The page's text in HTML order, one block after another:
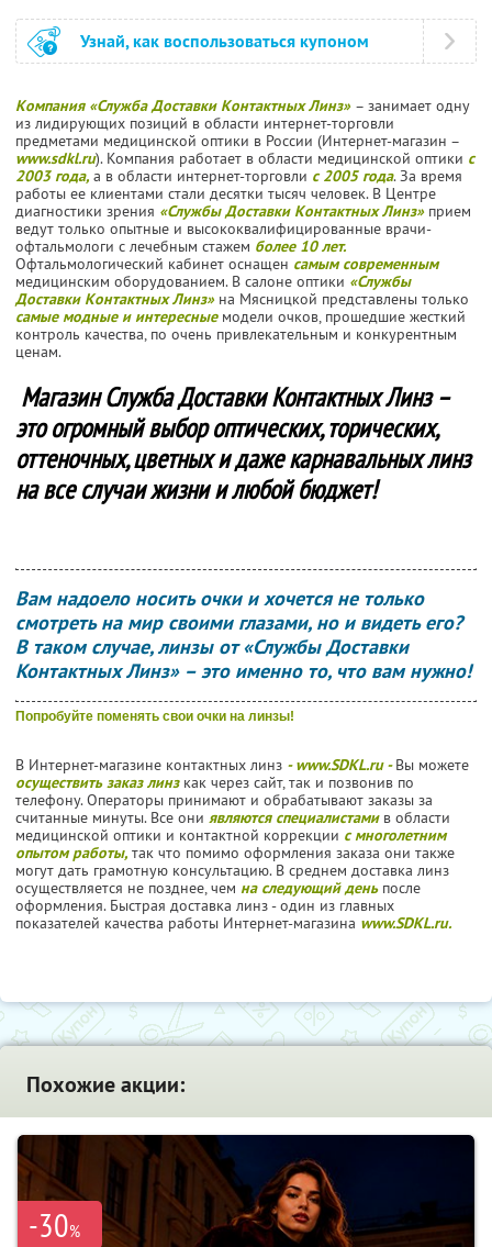
Узнай, как воспользоваться купоном
Компания «Служба Доставки Контактных Линз» – занимает одну
из лидирующих позиций в области интернет-торговли
предметами медицинской оптики в России (Интернет-магазин –
www.sdkl.ru). Компания работает в области медицинской оптики с
2003 года, а в области интернет-торговли с 2005 года. За время
работы ее клиентами стали десятки тысяч человек. В Центре
диагностики зрения «Службы Доставки Контактных Линз»прием
ведут только опытные и высококвалифицированные врачи-
офтальмологи с лечебным стажем более 10 лет.
Офтальмологический кабинет оснащен самым современным
медицинским оборудованием. В салоне оптики «Службы
Доставки Контактных Линз» на Мясницкой представлены только
самые модные и интересныемодели очков, прошедшие жесткий
контроль качества, по очень привлекательным и конкурентным
ценам.
Магазин Служба Доставки Контактных Линз –
это огромный выбор оптических, торических,
оттеночных, цветных и даже карнавальных линз
на все случаи жизни и любой бюджет!
Вам надоело носить очки и хочется не только
смотреть на мир своими глазами, но и видеть его?
В таком случае, линзы от «Службы Доставки
Контактных Линз» – это именно то, что вам нужно!
Попробуйте поменять свои очки на линзы!
В Интернет-магазине контактных линз - www.SDKL.ru -Вы можете
осуществить заказ линз как через сайт, так и позвонив по
телефону. Операторы принимают и обрабатывают заказы за
считанные минуты. Все они являются специалистами в области
медицинской оптики и контактной коррекции с многолетним
опытом работы, так что помимо оформления заказа они также
могут дать грамотную консультацию. В среднем доставка линз
осуществляется не позднее, чем на следующий деньпосле
оформления. Быстрая доставка линз - один из главных
показателей качества работы Интернет-магазина www.SDKL.ru.
Похожие акции:
-30%